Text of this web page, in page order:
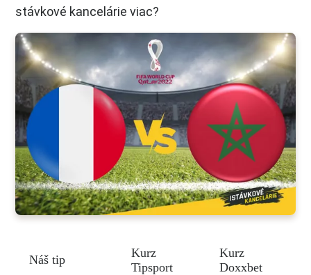
stávkové kancelárie viac?
Náš tip
Kurz
Tipsport
Kurz
Doxxbet